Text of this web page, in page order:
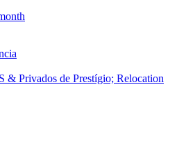
& Privados de Prestígio; Relocation